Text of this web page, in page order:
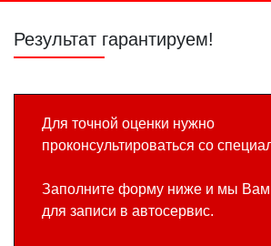
Результат гарантируем!
Для точной оценки нужно
проконсультироваться со
Заполните форму ниже и мы Вам
для записи в автосервис.